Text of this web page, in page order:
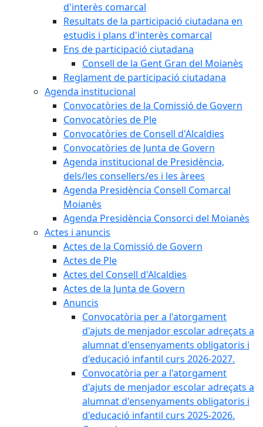
d'interès comarcal
Resultats de la participació ciutadana en
estudis i plans d'interès comarcal
Ens de participació ciutadana
Consell de la Gent Gran del Moianès
Reglament de participació ciutadana
Agenda institucional
Convocatòries de la Comissió de Govern
Convocatòries de Ple
Convocatòries de Consell d'Alcaldies
Convocatòries de Junta de Govern
Agenda institucional de Presidència,
dels/les consellers/es i les àrees
Agenda Presidència Consell Comarcal
Moianès
Agenda Presidència Consorci del Moianès
Actes i anuncis
Actes de la Comissió de Govern
Actes de Ple
Actes del Consell d'Alcaldies
Actes de la Junta de Govern
Anuncis
Convocatòria per a l'atorgament
d'ajuts de menjador escolar adreçats a
alumnat d'ensenyaments obligatoris i
d'educació infantil curs 2026-2027.
Convocatòria per a l'atorgament
d'ajuts de menjador escolar adreçats a
alumnat d'ensenyaments obligatoris i
d'educació infantil curs 2025-2026.